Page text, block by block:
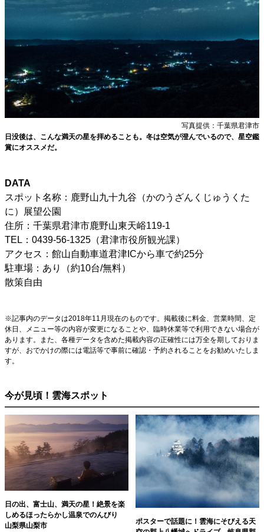
写真提供：千葉県君津市
日没後は、こんな満天の星を拝めることも。冬は空気が澄んでいるので、星空鑑
賞にオススメだ。
DATA
スポット名称：鹿野山九十九谷（かのうざんくじゅうくた
に）展望公園
住所：千葉県君津市鹿野山東天峪119-1
TEL：0439-56-1325（君津市役所観光課）
アクセス：館山自動車道君津ICから車で約25分
駐車場：あり（約10台/無料）
散策自由
※記事内のデータは2018年11月現在のものです。掲載後に料金、営業時間、定
休日、メニュー等の内容が変更になることや、臨時休業等で利用できない場合が
あります。また、各種データを含めた掲載内容の正確性には万全を期しておりま
すが、おでかけの際には電話等で事前に確認・予約されることをお勧めいたしま
す。
今が見頃！雲海スポット
日の出、富士山、満天の星！絶景を楽
しめるほったらかし温泉でのんびり
山梨県山梨市
ポスターで話題に！雲海にそびえる天